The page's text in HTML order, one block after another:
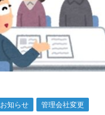
お知らせ 管理会社変更